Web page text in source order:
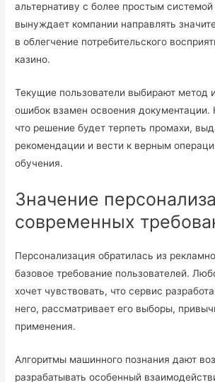
альтернативу с более простым
вынуждает компании направлять
в облегчение потребительского
казино.
Текущие пользователи выбирают метод
ошибок взамен освоения документации.
что решение будет терпеть промахи,
рекомендации и вести к верным
обучения.
Значение
современных
Персонализация обратилась из
базовое требование пользователей.
хочет чувствовать, что сервис
него, рассматривает его выборы,
применения.
Алгоритмы машинного познания дают
разрабатывать особенный